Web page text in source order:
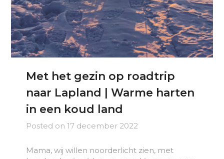
Met het gezin op roadtrip
naar Lapland | Warme harten
in een koud land
Posted on17 december 2022
Mama, wij willen noorderlicht zien, met